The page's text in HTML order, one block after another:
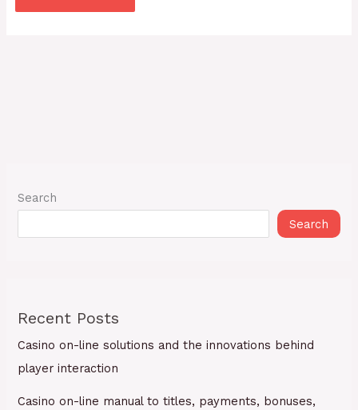
Search
Search
Recent Posts
Casino on-line solutions and the innovations behind
player interaction
Casino on-line manual to titles, payments, bonuses,